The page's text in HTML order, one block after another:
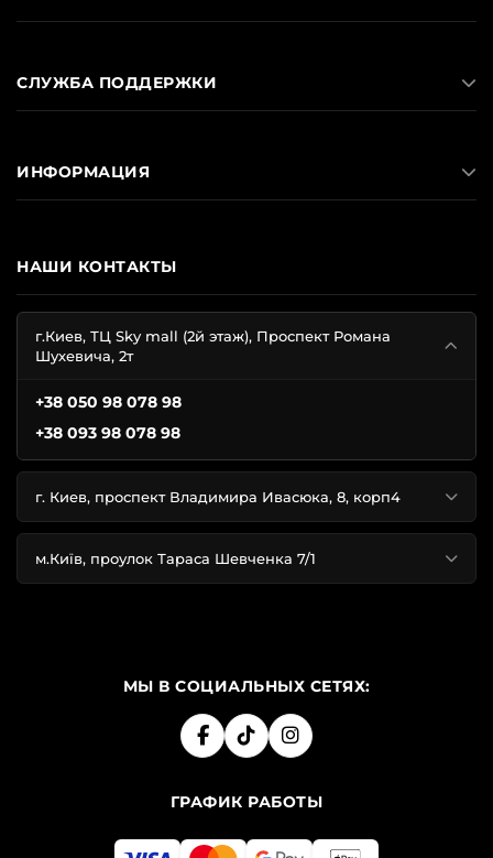
НАШИ КОНТАКТЫ
г.Киев, ТЦ Sky mall (2й этаж), Проспект Романа
Шухевича, 2т
+38 050 98 078 98
+38 093 98 078 98
г. Киев, проспект Владимира Ивасюка, 8, корп4
м.Київ, проулок Тараса Шевченка 7/1
СЛУЖБА ПОДДЕРЖКИ
ИНФОРМАЦИЯ
МЫ В СОЦИАЛЬНЫХ СЕТЯХ:
ГРАФИК РАБОТЫ